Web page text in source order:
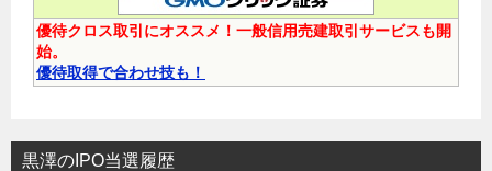
優待クロス取引にオススメ！一般信用売建取引サービスも開
始。
優待取得で合わせ技も！
黒澤のIPO当選履歴